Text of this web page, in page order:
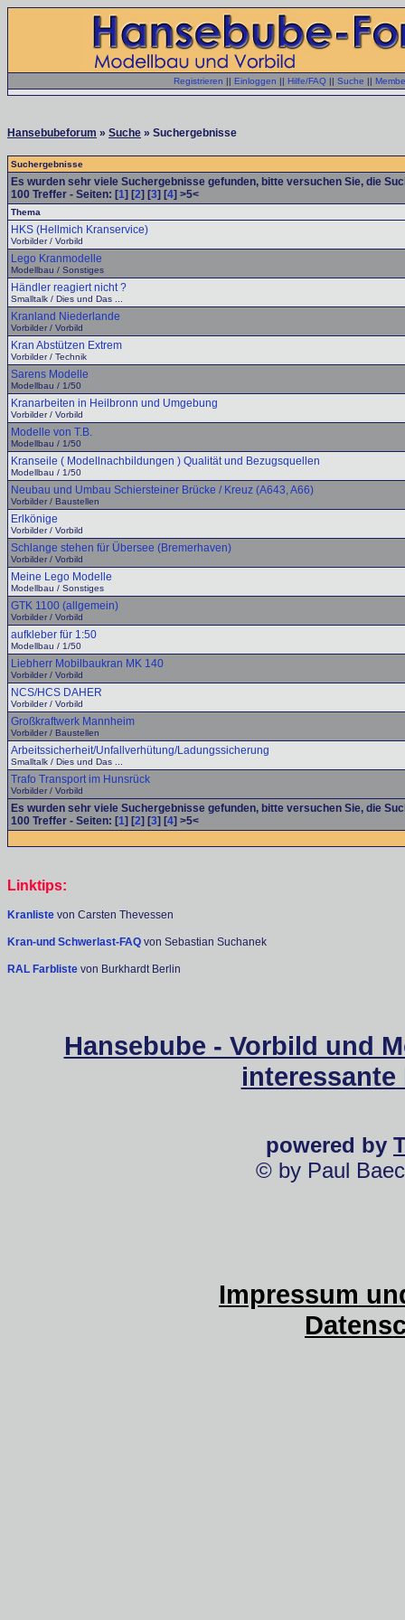
Registrieren || Einloggen || Hilfe/FAQ || Suche ||
Hansebubeforum » Suche » Suchergebnisse
Suchergebnisse
Es wurden sehr viele Suchergebnisse gefunden, bitte versuchen Sie, die
100 Treffer - Seiten: [1] [2] [3] [4] >5<
Thema
HKS (Hellmich Kranservice)
Vorbilder / Vorbild
Lego Kranmodelle
Modellbau / Sonstiges
Händler reagiert nicht ?
Smalltalk / Dies und Das ...
Kranland Niederlande
Vorbilder / Vorbild
Kran Abstützen Extrem
Vorbilder / Technik
Sarens Modelle
Modellbau / 1/50
Kranarbeiten in Heilbronn und Umgebung
Vorbilder / Vorbild
Modelle von T.B.
Modellbau / 1/50
Kranseile ( Modellnachbildungen ) Qualität und Bezugsquellen
Modellbau / 1/50
Neubau und Umbau Schiersteiner Brücke / Kreuz (A643, A66)
Vorbilder / Baustellen
Erlkönige
Vorbilder / Vorbild
Schlange stehen für Übersee (Bremerhaven)
Vorbilder / Vorbild
Meine Lego Modelle
Modellbau / Sonstiges
GTK 1100 (allgemein)
Vorbilder / Vorbild
aufkleber für 1:50
Modellbau / 1/50
Liebherr Mobilbaukran MK 140
Vorbilder / Vorbild
NCS/HCS DAHER
Vorbilder / Vorbild
Großkraftwerk Mannheim
Vorbilder / Baustellen
Arbeitssicherheit/Unfallverhütung/Ladungssicherung
Smalltalk / Dies und Das ...
Trafo Transport im Hunsrück
Vorbilder / Vorbild
Es wurden sehr viele Suchergebnisse gefunden, bitte versuchen Sie, die
100 Treffer - Seiten: [1] [2] [3] [4] >5<
Linktips:
Kranliste von Carsten Thevessen
Kran-und Schwerlast-FAQ von Sebastian Suchanek
RAL Farbliste von Burkhardt Berlin
Hansebube - Vorbild und
powered by
© by Paul
Impressum